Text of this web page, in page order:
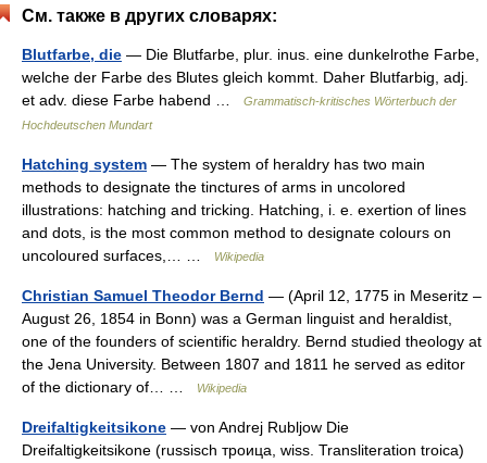
См. также в других словарях:
Blutfarbe, die — Die Blutfarbe, plur. inus. eine dunkelrothe Farbe,
welche der Farbe des Blutes gleich kommt. Daher Blutfarbig, adj.
et adv. diese Farbe habend …
Grammatisch-kritisches Wörterbuch der
Hochdeutschen Mundart
Hatching system — The system of heraldry has two main
methods to designate the tinctures of arms in uncolored
illustrations: hatching and tricking. Hatching, i. e. exertion of lines
and dots, is the most common method to designate colours on
uncoloured surfaces,… …
Wikipedia
Christian Samuel Theodor Bernd — (April 12, 1775 in Meseritz –
August 26, 1854 in Bonn) was a German linguist and heraldist,
one of the founders of scientific heraldry. Bernd studied theology at
the Jena University. Between 1807 and 1811 he served as editor
of the dictionary of… …
Wikipedia
Dreifaltigkeitsikone — von Andrej Rubljow Die
Dreifaltigkeitsikone (russisch троица, wiss. Transliteration troica)